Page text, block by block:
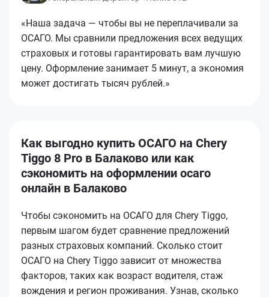
«Наша задача — чтобы вы не переплачивали за
ОСАГО. Мы сравнили предложения всех ведущих
страховых и готовы гарантировать вам лучшую
цену. Оформление занимает 5 минут, а экономия
может достигать тысяч рублей.»
Как выгодно купить ОСАГО на Chery
Tiggo 8 Pro в Балаково или как
сэкономить на оформлении осаго
онлайн в Балаково
Чтобы сэкономить на ОСАГО для Chery Tiggo,
первым шагом будет сравнение предложений
разных страховых компаний. Сколько стоит
ОСАГО на Chery Tiggo зависит от множества
факторов, таких как возраст водителя, стаж
вождения и регион проживания. Узнав, сколько